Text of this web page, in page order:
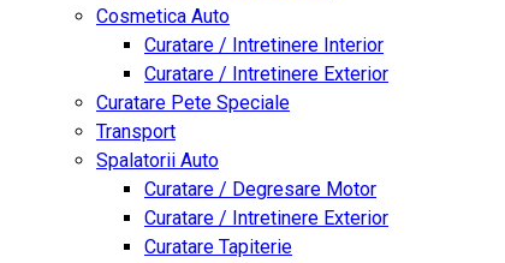
Cosmetica Auto
Curatare / Intretinere Interior
Curatare / Intretinere Exterior
Curatare Pete Speciale
Transport
Spalatorii Auto
Curatare / Degresare Motor
Curatare / Intretinere Exterior
Curatare Tapiterie